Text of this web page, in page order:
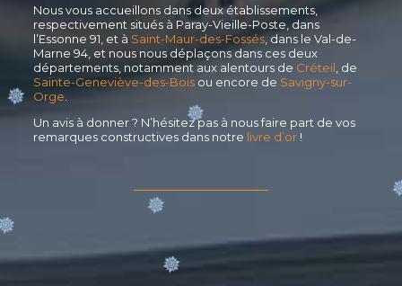
Nous vous accueillons dans deux établissements,
respectivement situés à Paray-Vieille-Poste, dans
l’Essonne 91, et à Saint-Maur-des-Fossés, dans le Val-de-
Marne 94, et nous nous déplaçons dans ces deux
départements, notamment aux alentours de Créteil , de
Sainte-Geneviève-des-Boisou encore de Savigny-sur-
Orge.
Un avis à donner ? N’hésitez pas à nous faire part de vos
remarques constructives dans notre livre d’or !